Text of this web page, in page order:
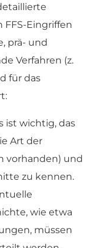
Eingriffen
prä- und
Verfahren (z.
für das
ist wichtig, das
Art der
vorhanden) und
zu kennen.
wie etwa
müssen